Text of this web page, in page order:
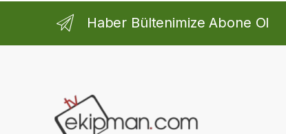
Haber Bültenimize Abone Ol